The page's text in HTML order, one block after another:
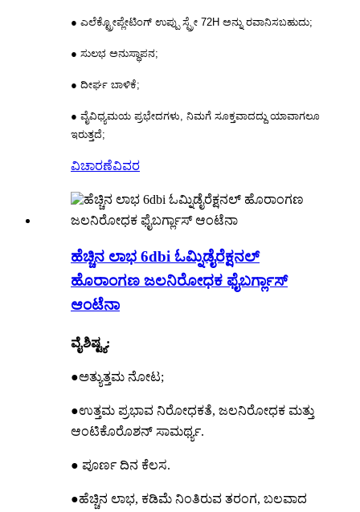
● ಎಲೆಕ್ಟ್ರೋಪ್ಲೇಟಿಂಗ್ ಉಪ್ಪು ಸ್ಪ್ರೇ 72H ಅನ್ನು ರವಾನಿಸಬಹುದು;
● ಸುಲಭ ಅನುಸ್ಥಾಪನ;
● ದೀರ್ಘ ಬಾಳಿಕೆ;
● ವೈವಿಧ್ಯಮಯ ಪ್ರಭೇದಗಳು, ನಿಮಗೆ ಸೂಕ್ತವಾದದ್ದು ಯಾವಾಗಲೂ
ಇರುತ್ತದೆ;
ವಿಚಾರಣೆವಿವರ
ಹೆಚ್ಚಿನ ಲಾಭ 6dbi ಓಮ್ನಿಡೈರೆಕ್ಷನಲ್
ಹೊರಾಂಗಣ ಜಲನಿರೋಧಕ ಫೈಬರ್ಗ್ಲಾಸ್
ಆಂಟೆನಾ
ವೈಶಿಷ್ಟ್ಯ:
●ಅತ್ಯುತ್ತಮ ನೋಟ;
●ಉತ್ತಮ ಪ್ರಭಾವ ನಿರೋಧಕತೆ, ಜಲನಿರೋಧಕ ಮತ್ತು
ಆಂಟಿಕೊರೊಶನ್ ಸಾಮರ್ಥ್ಯ.
● ಪೂರ್ಣ ದಿನ ಕೆಲಸ.
●ಹೆಚ್ಚಿನ ಲಾಭ, ಕಡಿಮೆ ನಿಂತಿರುವ ತರಂಗ, ಬಲವಾದ